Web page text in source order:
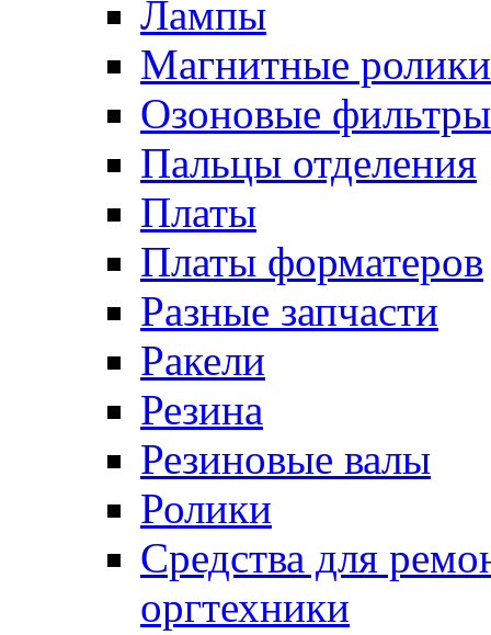
Лампы
Магнитные ролики
Озоновые фильтры
Пальцы отделения
Платы
Платы форматеров
Разные запчасти
Ракели
Резина
Резиновые валы
Ролики
Средства для
оргтехники